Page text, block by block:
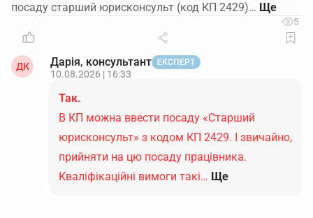
посаду старший юрисконсульт (код КП 2429)…
5
ДК Дарія, консультант ЕКСПЕРТ
10.08.2026 | 16:33
Так.
В КП можна ввести посаду «Старший
юрисконсульт» з кодом КП 2429. І звичайно,
прийняти на цю посаду працівника.
Кваліфікаційні вимоги такі… Ще